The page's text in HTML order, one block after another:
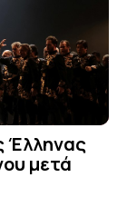
Έλληνας
μετά